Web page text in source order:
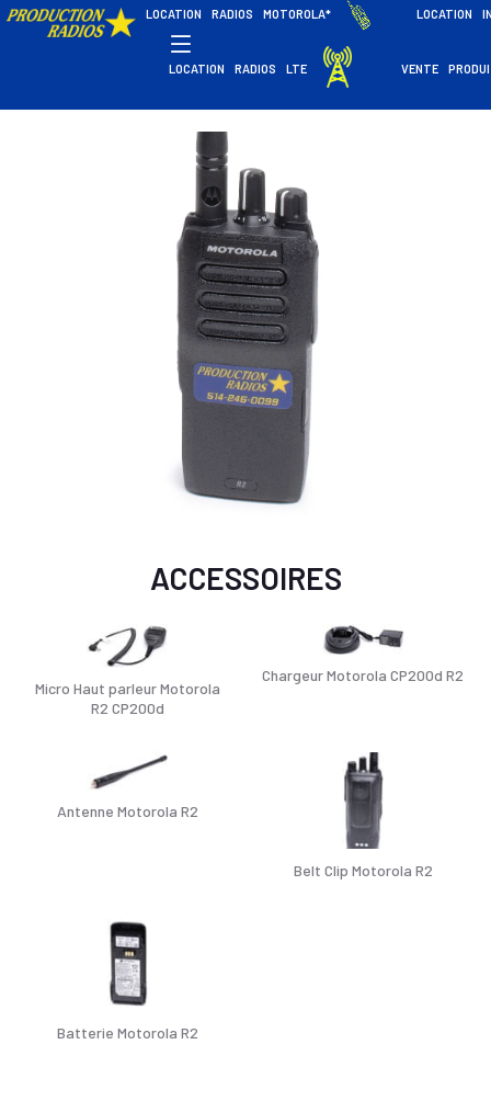
LOCATION RADIOS MOTOROLA* LOCATION
LOCATION RADIOS LTE VENTE
ACCESSOIRES
Micro Haut parleur Motorola
R2 CP200d
Chargeur Motorola CP200d R2
Antenne Motorola R2
Belt Clip Motorola R2
Batterie Motorola R2